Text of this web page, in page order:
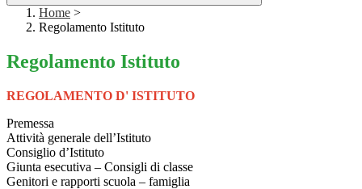
Home >
Regolamento Istituto
Regolamento Istituto
REGOLAMENTO D' ISTITUTO
Premessa
Attività generale dell’Istituto
Consiglio d’Istituto
Giunta esecutiva – Consigli di classe
Genitori e rapporti scuola – famiglia